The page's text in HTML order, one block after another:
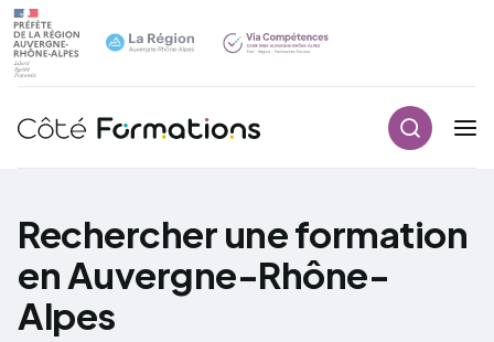
Navigation principale
Rechercher une formation
en Auvergne-Rhône-
Alpes